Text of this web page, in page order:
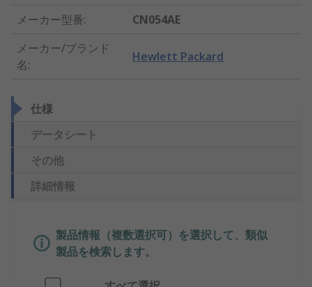
メーカー型番:
CN054AE
メーカー/ブランド
名:
Hewlett Packard
仕様
データシート
その他
詳細情報
製品情報（複数選択可）を選択して、類似
製品を検索します。